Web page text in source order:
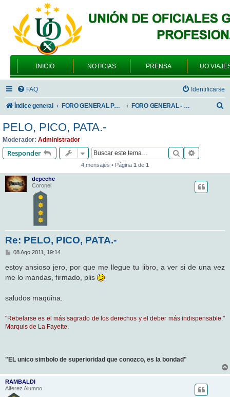
INICIO NOTICIAS PRENSA UO
FAQ Identificarse
Índice general FORO GENERAL PARA TODOS LOS USUARIOS FORO GENERAL - VARIEDADES
r
PELO, PICO, PATA.-
Moderador: Administrador
Responder Buscar
4 mensajes • Página 1 de 1
depeche
Coronel
Re: PELO, PICO, PATA.-
M
n
s
a
08 Ago 2011, 19:14
estoy ansioso jero, por que me llegue tu libro, a ver si de una vez
me lo mandas, firmado, plis
saludos maquina.
"Rebelarse es el más sagrado de los derechos y el deber más indispensable."
Marquis de La Fayette.
"EL unico simbolo de superioridad que conozco, es la bondad"
RAMBALDI
Alferez Alumno